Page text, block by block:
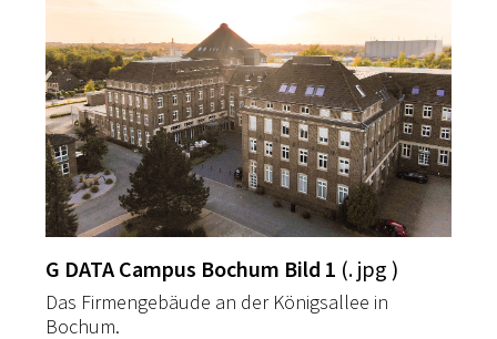
G DATA Campus Bochum Bild 1 (. jpg )
Das Firmengebäude an der Königsallee in
Bochum.